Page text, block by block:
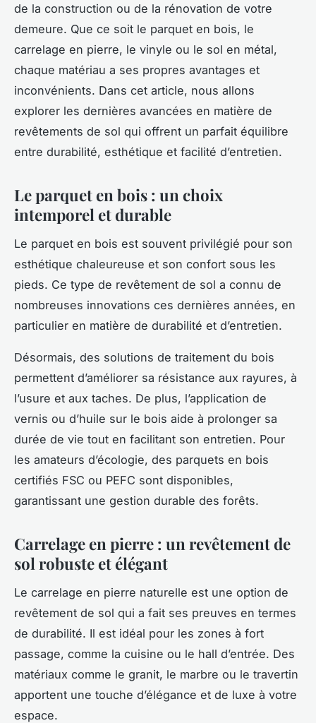
de la construction ou de la rénovation de votre
demeure. Que ce soit le parquet en bois, le
carrelage en pierre, le vinyle ou le sol en métal,
chaque matériau a ses propres avantages et
inconvénients. Dans cet article, nous allons
explorer les dernières avancées en matière de
revêtements de sol qui offrent un parfait équilibre
entre durabilité, esthétique et facilité d’entretien.
Le parquet en bois : un choix
intemporel et durable
Le parquet en bois est souvent privilégié pour son
esthétique chaleureuse et son confort sous les
pieds. Ce type de revêtement de sol a connu de
nombreuses innovations ces dernières années, en
particulier en matière de durabilité et d’entretien.
Désormais, des solutions de traitement du bois
permettent d’améliorer sa résistance aux rayures, à
l’usure et aux taches. De plus, l’application de
vernis ou d’huile sur le bois aide à prolonger sa
durée de vie tout en facilitant son entretien. Pour
les amateurs d’écologie, des parquets en bois
certifiés FSC ou PEFC sont disponibles,
garantissant une gestion durable des forêts.
Carrelage en pierre : un revêtement de
sol robuste et élégant
Le carrelage en pierre naturelle est une option de
revêtement de sol qui a fait ses preuves en termes
de durabilité. Il est idéal pour les zones à fort
passage, comme la cuisine ou le hall d’entrée. Des
matériaux comme le granit, le marbre ou le travertin
apportent une touche d’élégance et de luxe à votre
espace.